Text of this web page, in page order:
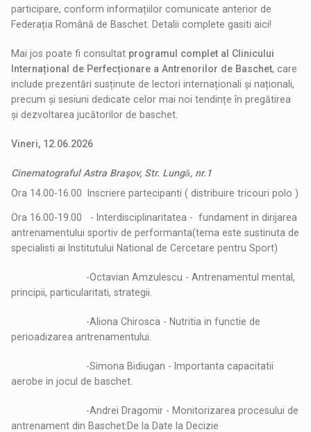
participare, conform informațiilor comunicate anterior de
Federația Română de Baschet.Detalii complete gasiti aici!
Mai jos poate fi consultat programul complet al Clinicului
Internațional de Perfecționare a Antrenorilor de Baschet, care
include prezentări susținute de lectori internaționali și naționali,
precum și sesiuni dedicate celor mai noi tendințe în pregătirea
și dezvoltarea jucătorilor de baschet.
Vineri, 12.06.2026
Cinematograful Astra Braşov, Str. Lungǎ, nr.1
Ora 14.00-16.00 Inscriere partecipanti ( distribuire tricouri polo )
Ora 16.00-19.00 - Interdisciplinaritatea - fundament in dirijarea
antrenamentului sportiv de performanta(tema este sustinuta de
specialisti ai Institutului National de Cercetare pentru Sport)
-Octavian Amzulescu - Antrenamentul mental,
principii, particularitati, strategii.
-Aliona Chirosca - Nutritia in functie de
perioadizarea antrenamentului.
-Simona Bidiugan - Importanta capacitatii
aerobe in jocul de baschet.
-Andrei Dragomir - Monitorizarea procesului de
antrenament din Baschet:De la Date la Decizie